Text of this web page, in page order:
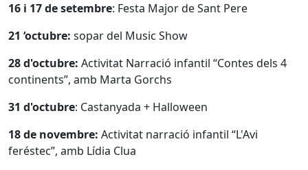
16 i 17 de setembre: Festa Major de Sant Pere
21 ‘octubre: sopar del Music Show
28 d'octubre: Activitat Narració infantil “Contes dels 4
continents”, amb Marta Gorchs
31 d'octubre: Castanyada + Halloween
18 de novembre: Activitat narració infantil “L'Avi
feréstec”, amb Lídia Clua